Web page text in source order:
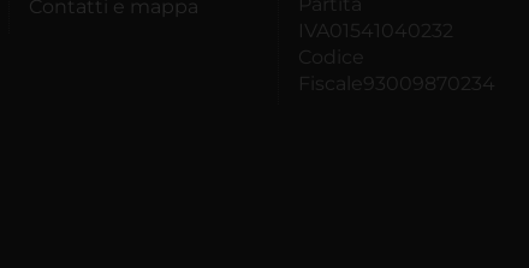
Contatti e mappa
IVA01541040232
Codice
Fiscale93009870234